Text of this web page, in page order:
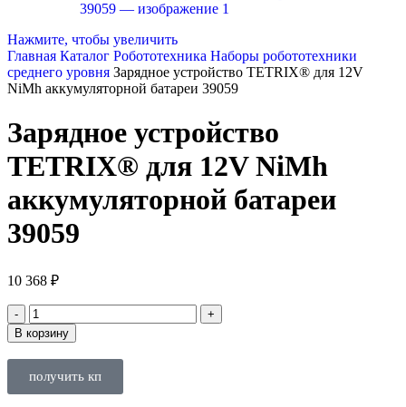
Нажмите, чтобы увеличить
Главная Каталог Робототехника Наборы робототехники
среднего уровня Зарядное устройство TETRIX® для 12V
NiMh аккумуляторной батареи 39059
Зарядное устройство
TETRIX® для 12V NiMh
аккумуляторной батареи
39059
10 368 ₽
В корзину
получить кп